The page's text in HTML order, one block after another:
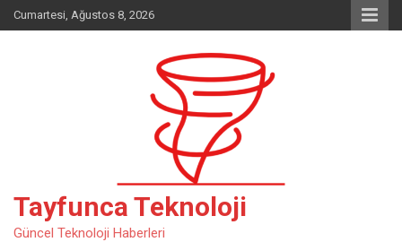
Skip
to
Cumartesi, Ağustos 8, 2026
Tayfunca Teknoloji
Güncel Teknoloji Haberleri